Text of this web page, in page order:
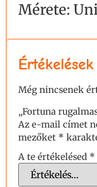
Mérete:
Értékelések
Még nincsenek
„Fortuna
Az e-mail címet
mezőket *
A te értékelésed *